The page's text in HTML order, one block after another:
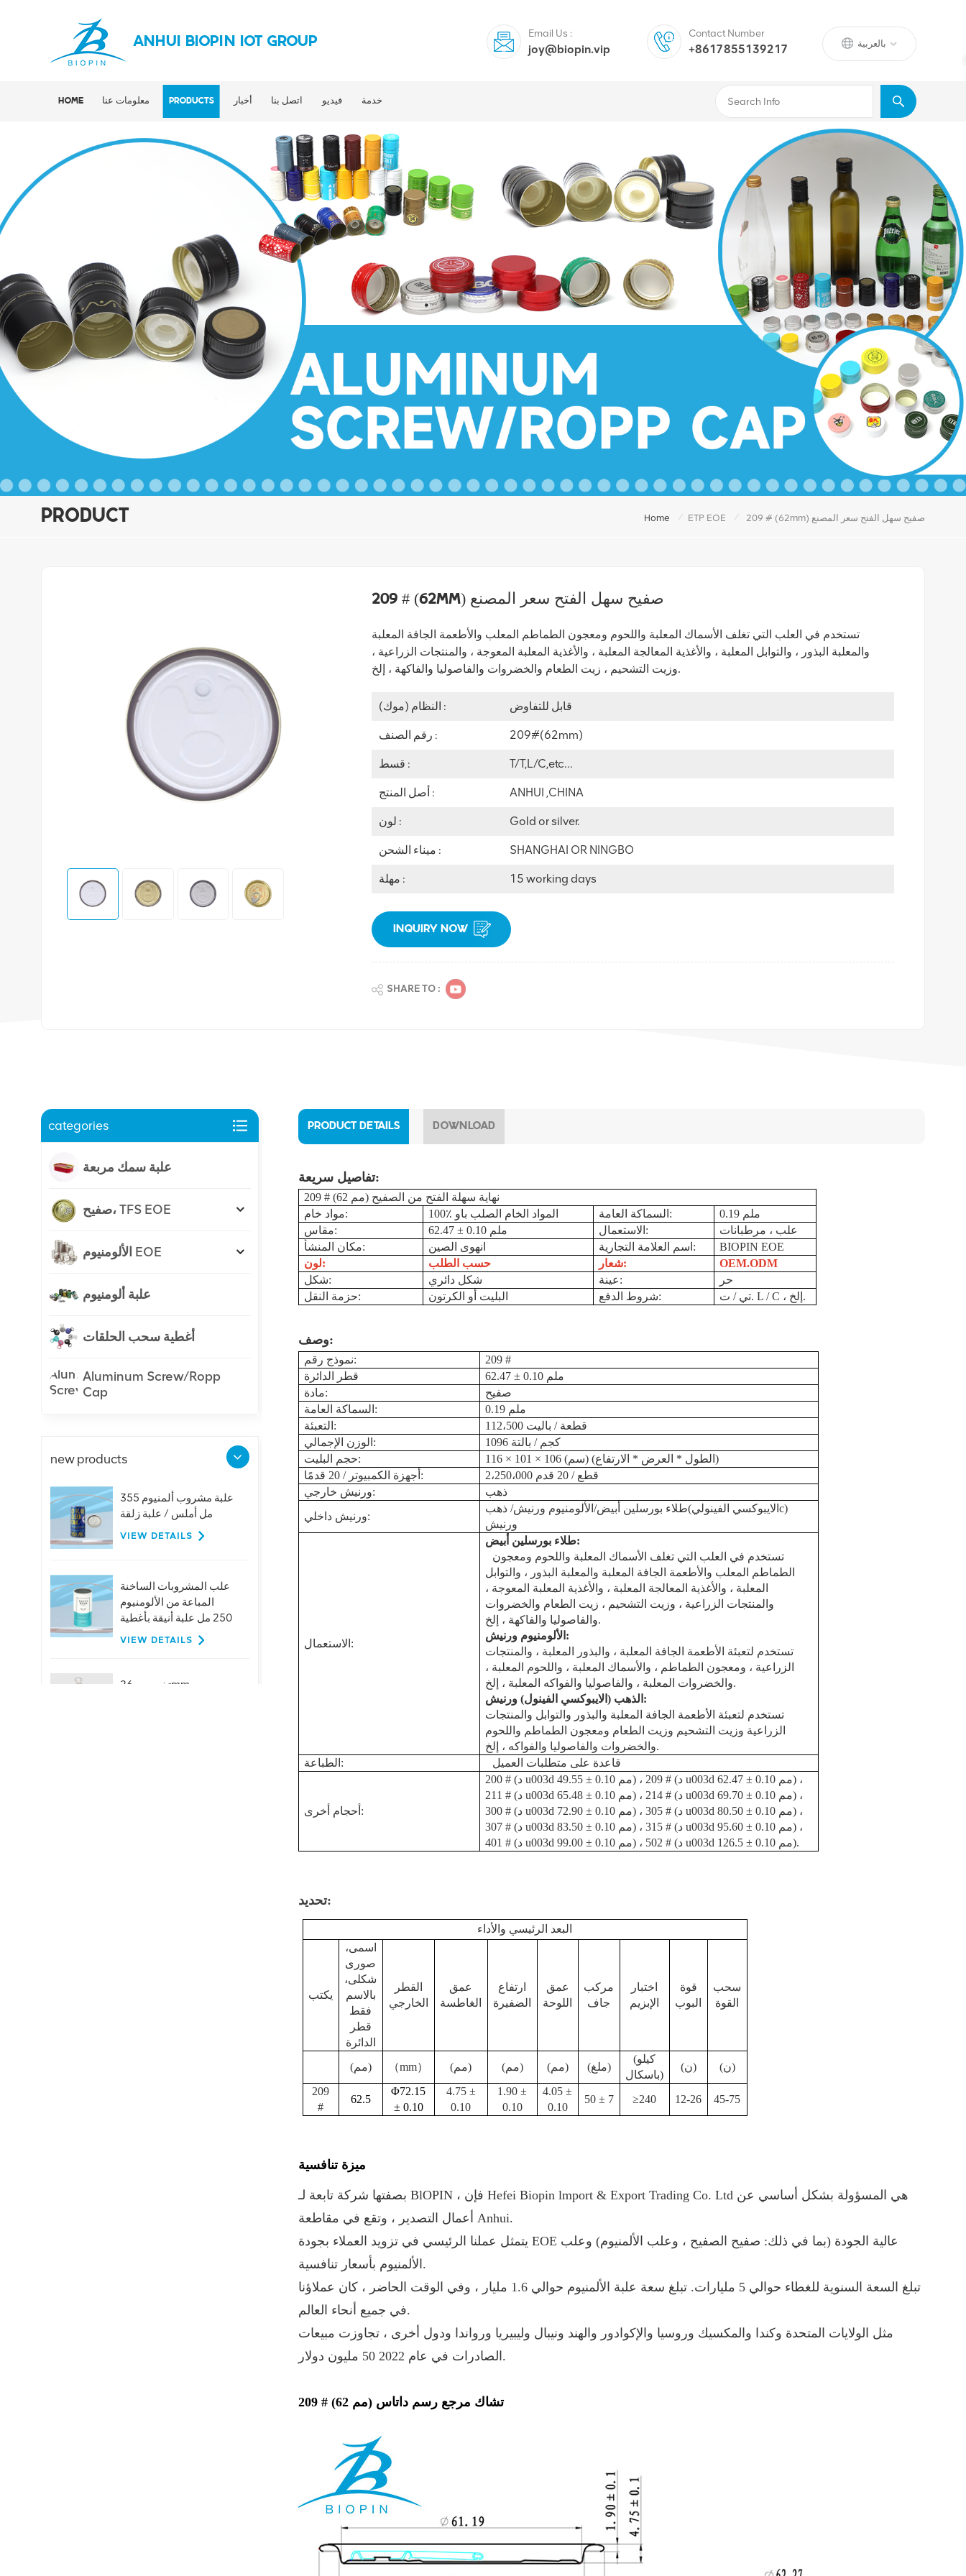
ANHUI BIOPIN IOT GROUP بالعربية
Email Us :
joy@biopin.vip
Contact Number
+8617855139217
HOME معلومات عنا PRODUCTS أخبار اتصل بنا فيديو خدمة
PRODUCT Home / ETP EOE / 209 # (62mm) صفيح سهل الفتح سعر المصنع
209 # (62mm) صفيح سهل الفتح سعر المصنع
تستخدم في العلب التي تغلف الأسماك المعلبة واللحوم ومعجون الطماطم المعلب والأطعمة الجافة المعلبة
والمعلبة البذور ، والتوابل المعلبة ، والأغذية المعالجة المعلبة ، والأغذية المعلبة المعوجة ، والمنتجات الزراعية ،
وزيت التشحيم ،زيت الطعام والخضروات والفاصوليا والفاكهة ، إلخ.
النظام (موك) : قابل للتفاوض
رقم الصنف : 209#(62mm)
قسط : T/T,L/C,etc...
أصل المنتج : ANHUI ,CHINA
لون : Gold or silver.
ميناء الشحن : SHANGHAI OR NINGBO
مهلة : 15 working days
INQUIRY NOW
SHARE TO :
PRODUCT DETAILS DOWNLOAD
تفاصيل سريعة:
2
09 # (62 مم) نهاية سهلة الفتح من الصفيح
مواد خام:
100٪ المواد الخام الصلب باو السماكة العامة:
0.19 ملم
مقاس:
62.47 ± 0.10 ملم الاستعمال:
علب ، مرطبانات
مكان المنشأ:
انهوى الصين اسم العلامة التجارية:
BIOPIN EOE
لون:
حسب الطلب شعار:
OEM.ODM
شكل:
شكل دائري عينة:
حر
حزمة النقل:
البليت أو الكرتون شروط الدفع: تي / ت. L / C ، إلخ.
وصف:
نموذج رقم:
209 #
قطر الدائرة
62.47 ± 0.10 ملم
مادة:
صفيح
السماكة العامة:
0.19 ملم
التعبئة:
112،500 قطعة / باليت
الوزن الإجمالي:
1096 كجم / بالتة
حجم البليت:
116 × 101 × 106 (سم) (الطول * العرض * الارتفاع)
أجهزة الكمبيوتر / 20 قدمًا:
2،250،000
قطع / 20 قدم
ورنيش خارجي:
ذهب
ورنيش داخلي:
طلاء بورسلين أبيض/الألومنيوم ورنيش / ذهب( الايبوكسي الفينولي c)
ورنيش
الاستعمال:
طلاء بورسلين أبيض:
تستخدم في العلب التي تغلف الأسماك المعلبة واللحوم ومعجون
الطماطم المعلب والأطعمة الجافة المعلبة والمعلبة البذور ، والتوابل
المعلبة ، والأغذية المعالجة المعلبة ، والأغذية المعلبة المعوجة ،
والمنتجات الزراعية ، وزيت التشحيم ، زيت الطعام والخضروات
والفاصوليا والفاكهة ، إلخ.
الألومنيومورنيش
:
تستخدم لتعبئة الأطعمة الجافة المعلبة ، والبذور المعلبة ، والمنتجات
الزراعية ، ومعجون الطماطم ، والأسماك المعلبة ، واللحوم المعلبة ،
والخضروات المعلبة ، والفاصوليا والفواكه المعلبة ، إلخ.
الذهب (الايبوكسي الفينول)ورنيش
:
تستخدم لتعبئة الأطعمة الجافة المعلبة والبذور والتوابل والمنتجات
الزراعية وزيت التشحيم وزيت الطعام ومعجون الطماطم واللحوم
والخضروات والفاصوليا والفواكه ، إلخ.
الطباعة:
قاعدة على متطلبات العميل
أحجام أخرى:
200 # (د u003d 49.55 ± 0.10 مم) ، 209 # (د u003d 62.47 ± 0.10 مم) ،
211 # (د u003d 65.48 ± 0.10 مم) ، 214 #
(د u003d 69.70 ± 0.10 مم) ،
300 # (د u003d 72.90 ± 0.10 مم) ، 305 # (د u003d 80.50 ± 0.10 مم) ،
307 # (د u003d 83.50 ± 0.10 مم) ،
315 # (د u003d 95.60 ± 0.10 مم) ،
401 # (د u003d 99.00 ± 0.10 مم) ، 502 # (د u003d 126.5 ± 0.10 مم).
تحديد:
البعد الرئيسي والأداء
يكتب
اسمى،
صورى
شكلى،
بالاسم
فقط
قطر
الدائرة
القطر
الخارجي
عمق
الغاطسة
ارتفاع
الضفيرة
عمق
اللوحة
مركب
جاف
اختبار
الإبزيم
قوة
البوب
سحب
القوة
(مم) （mm） (مم) (مم) (مم) (ملغ)
(كيلو
باسكال)
(ن)
(ن)
209
#
62.5
Φ72.15
± 0.10
4.75 ±
0.10
1.90 ±
0.10
4.05 ±
0.10
50 ± 7 ≥240 12-26 45-75
ميزة تنافسية
بصفتها شركة تابعة لـ BlOPIN ، فإن Hefei Biopin lmport & Export Trading Co. Ltd هي المسؤولة بشكل أساسي عن
أعمال التصدير ، وتقع في مقاطعة Anhui.
يتمثل عملنا الرئيسي في تزويد العملاء بجودة EOE عالية الجودة (بما في ذلك: صفيح الصفيح ، وعلب الألمنيوم) وعلب
الألمنيوم بأسعار تنافسية.
تبلغ السعة السنوية للغطاء حوالي 5 مليارات. تبلغ سعة علبة الألمنيوم حوالي 1.6 مليار ، وفي الوقت الحاضر ، كان عملاؤنا
في جميع أنحاء العالم.
مثل الولايات المتحدة وكندا والمكسيك وروسيا والإكوادور والهند ونيبال وليبيريا ورواندا ودول أخرى ، تجاوزت مبيعات
الصادرات في عام 2022 50 مليون دولار.
209 # (62 مم) تشاك مرجع رسم داتاس
categories
علبة سمك مربعة
صفيح، TFS EOE
الألومنيوم EOE
علبة ألومنيوم
أغطية سحب الحلقات
Aluminum Screw/Ropp
Cap
new products
علبة مشروب ألمنيوم 355
مل أملس / علبة زلقة
VIEW DETAILS
علب المشروبات الساخنة
المباعة من الألومنيوم
250 مل علبة أنيقة بأغطية
VIEW DETAILS
تخصيص 26mm